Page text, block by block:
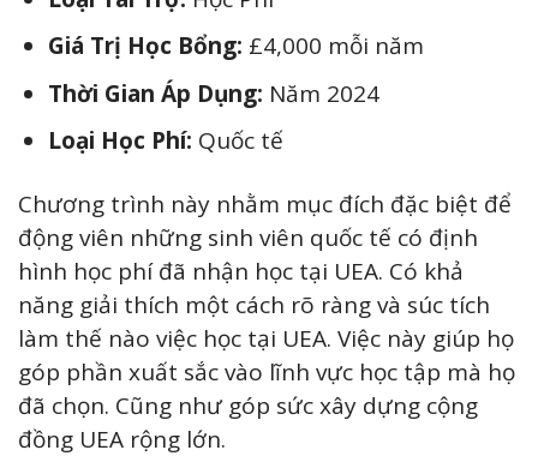
Giá Trị Học Bổng: £4,000 mỗi năm
Thời Gian Áp Dụng: Năm 2024
Loại Học Phí: Quốc tế
Chương trình này nhằm mục đích đặc biệt để
động viên những sinh viên quốc tế có định
hình học phí đã nhận học tại UEA. Có khả
năng giải thích một cách rõ ràng và súc tích
làm thế nào việc học tại UEA. Việc này giúp họ
góp phần xuất sắc vào lĩnh vực học tập mà họ
đã chọn. Cũng như góp sức xây dựng cộng
đồng UEA rộng lớn.